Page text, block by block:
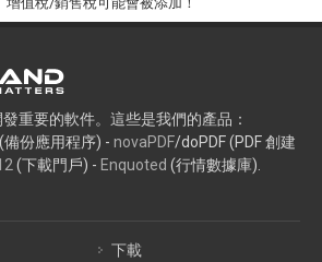
重要的軟件。這些是我們的產品：
(備份應用程序) - novaPDF/doPDF (PDF 創建
(下載門戶) - Enquoted (行情數據庫).
下載